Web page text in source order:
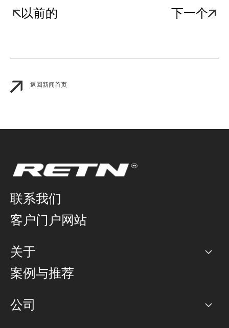
以前的 下一个
返回新闻首页
联系我们
客户门户网站
关于
公司
案例与推荐
公司